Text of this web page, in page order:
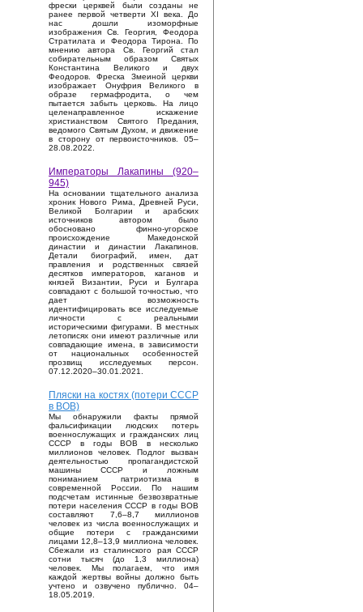
фрески церквей были созданы не
ранее первой четверти XI века. До
нас дошли изоморфные
изображения Св. Георгия, Феодора
Стратилата и Феодора Тирона. По
мнению автора Св. Георгий стал
собирательным образом Святых
Константина Великого и двух
Феодоров. Фреска Змеиной церкви
изображает Онуфрия Великого в
образе гермафродита, о чем
пытается забыть церковь. На лицо
целенаправленное искажение
христианством Святого Предания,
ведомого Святым Духом, и движение
в сторону от первоисточников. 05–
28.08.2022.
Императоры Лакапины (920–
945)
На основании тщательного анализа
хроник Нового Рима, Древней Руси,
Великой Болгарии и арабских
источников автором было
обосновано финно-угорское
происхождение Македонской
династии и династии Лакапинов.
Детали биографий, имен, дат
правления и родственных связей
десятков императоров, каганов и
князей Византии, Руси и Булгара
совпадают с большой точностью, что
дает возможность
идентифицировать все исследуемые
личности с реальными
историческими фигурами. В местных
летописях они имеют различные или
совпадающие имена, в зависимости
от национальных особенностей
прозвищ исследуемых персон.
07.12.2020–30.01.2021.
Пляски на костях (потери СССР
в ВОВ)
Мы обнаружили факты прямой
фальсификации людских потерь
военнослужащих и гражданских лиц
СССР в годы ВОВ в несколько
миллионов человек. Подлог вызван
деятельностью пропагандистской
машины СССР и ложным
пониманием патриотизма в
современной России. По нашим
подсчетам истинные безвозвратные
потери населения СССР в годы ВОВ
составляют 7,6–8,7 миллионов
человек из числа военнослужащих и
общие потери с гражданскими
лицами 12,8–13,9 миллиона человек.
Сбежали из сталинского рая СССР
сотни тысяч (до 1,3 миллиона)
человек. Мы полагаем, что имя
каждой жертвы войны должно быть
учтено и озвучено публично. 04–
18.05.2019.